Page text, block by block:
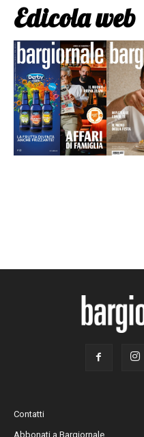
Edicola web
Contatti
Abbonati a Bargiornale